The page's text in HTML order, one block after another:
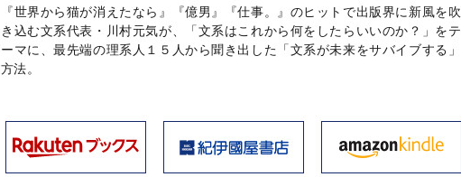
『世界から猫が消えたなら』『億男』『仕事。』のヒットで出版界に新風を吹
き込む文系代表・川村元気が、「文系はこれから何をしたらいいのか？」をテ
ーマに、最先端の理系人１５人から聞き出した「文系が未来をサバイブする」
方法。